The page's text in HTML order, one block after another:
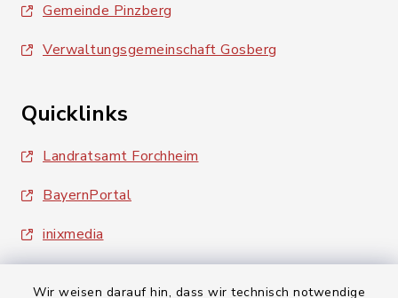
Wir weisen darauf hin, dass wir technisch notwendige
Gemeinde Pinzberg
Verwaltungsgemeinschaft Gosberg
Quicklinks
Landratsamt Forchheim
BayernPortal
inixmedia